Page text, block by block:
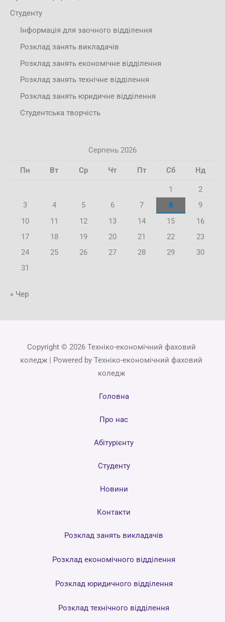
Студенту
Інформація для заочного відділення
Розклад занять викладачів
Розклад занять економічне відділення
Розклад занять технічне відділення
Розклад занять юридичне відділення
Студентська творчість
Серпень 2026
Пн Вт Ср Чт Пт Сб Нд
1
2
3
4 5 6 7 8
9
10
11 12 13 14 15
16
17
18 19 20 21 22
23
24
25 26 27 28 29
30
31
« Чер
Copyright © 2026 Техніко-економічний фаховий
коледж | Powered by Техніко-економічний фаховий
коледж
Головна
Про нас
Абітурієнту
Студенту
Новини
Контакти
Розклад занять викладачів
Розклад економічного відділення
Розклад юридичного відділення
Розклад технічного відділення